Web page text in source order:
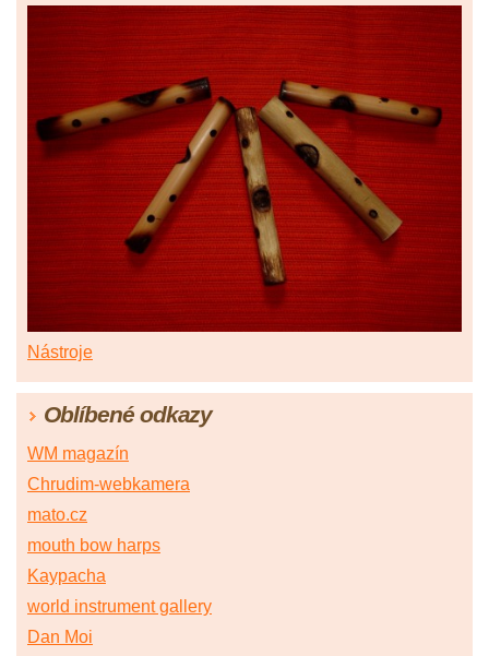
Nástroje
Oblíbené odkazy
WM magazín
Chrudim-webkamera
mato.cz
mouth bow harps
Kaypacha
world instrument gallery
Dan Moi